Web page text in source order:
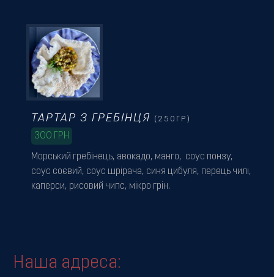
Морський гребінець, авокадо, манго, соус понзу,
соус соєвий, соус шрірача, синя цибуля, перець чилі,
каперси, рисовий чипс, мікро грін.
ТАРТАР З ГРЕБІНЦЯ (250ГР)
300 ГРН
Наша адреса: